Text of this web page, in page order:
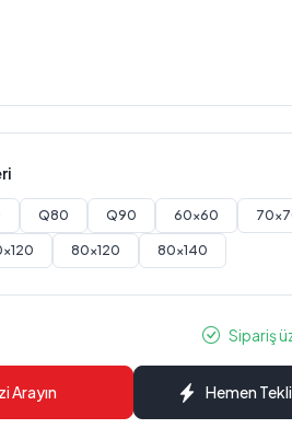
Q80 Q90 60x60
80x120 80x140
Sipariş
Arayın Hemen